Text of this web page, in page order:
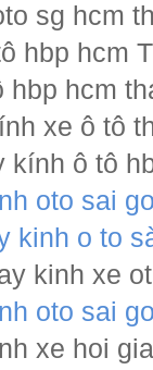
sg hcm
hbp hcm
hbp hcm
xe ô tô
kính ô tô
oto sai
kinh o to
kinh xe
oto sai
xe hoi